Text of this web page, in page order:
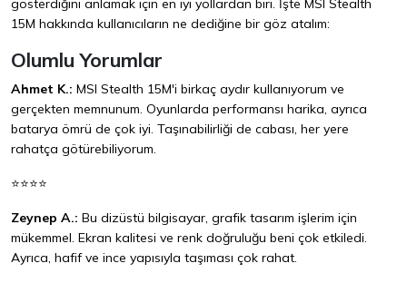
gösterdiğini anlamak için en iyi yollardan biri. İşte MSI Stealth
15M hakkında kullanıcıların ne dediğine bir göz atalım:
Olumlu Yorumlar
Ahmet K.: MSI Stealth 15M'i birkaç aydır kullanıyorum ve
gerçekten memnunum. Oyunlarda performansı harika, ayrıca
batarya ömrü de çok iyi. Taşınabilirliği de cabası, her yere
rahatça götürebiliyorum.
⭐⭐⭐⭐
Zeynep A.: Bu dizüstü bilgisayar, grafik tasarım işlerim için
mükemmel. Ekran kalitesi ve renk doğruluğu beni çok etkiledi.
Ayrıca, hafif ve ince yapısıyla taşıması çok rahat.